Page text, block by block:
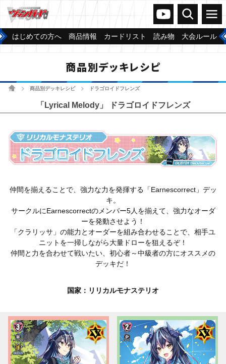
ヴァンガードch
検索 メニュー
はじめての方へ 商品情報 カードリスト 読み物 大会ルール
商品別デッキレシピ
ホーム商品別デッキレシピ ドラゴロイドフレンズ
「Lyrical Melody」 ドラゴロイドフレンズ
仲間を揃えることで、強力な力を発揮する「Earnescorrect」デッ
キ。
サークルにEarnescorrectのメンバー5人を揃えて、強力なオーダ
ーを発動させよう！
「クラリッサ」の能力とオーダーを組み合わせることで、相手ユ
ニットを一掃しながら大量ドローを狙えるぞ！
仲間と力を合わせて戦いたい、初心者～中級者の方にオススメの
デッキだ！
国家：リリカルモナステリオ